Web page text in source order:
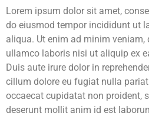
Lorem ipsum dolor sit amet,
do eiusmod tempor incididunt ut
aliqua. Ut enim ad minim
ullamco laboris nisi ut aliquip ex
Duis aute irure dolor in
cillum dolore eu fugiat nulla
occaecat cupidatat non proident,
deserunt mollit anim id est